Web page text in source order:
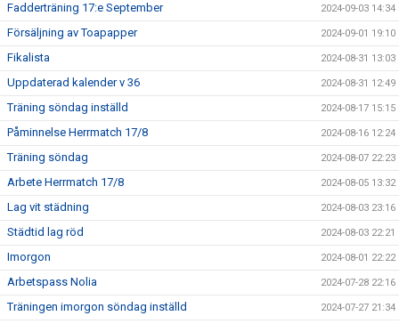
Fadderträning 17:e September 2024-09-03 14:34
Försäljning av Toapapper 2024-09-01 19:10
Fikalista 2024-08-31 13:03
Uppdaterad kalender v 36 2024-08-31 12:49
Träning söndag inställd 2024-08-17 15:15
Påminnelse Herrmatch 17/8 2024-08-16 12:24
Träning söndag 2024-08-07 22:23
Arbete Herrmatch 17/8 2024-08-05 13:32
Lag vit städning 2024-08-03 23:16
Städtid lag röd 2024-08-03 22:21
Imorgon 2024-08-01 22:22
Arbetspass Nolia 2024-07-28 22:16
Träningen imorgon söndag inställd 2024-07-27 21:34